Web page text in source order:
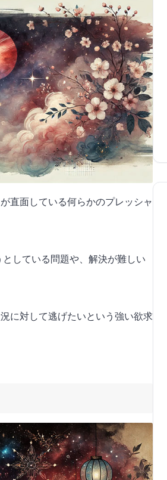
直面している何らかのプレッシャ
している問題や、解決が難しい
に対して逃げたいという強い欲求